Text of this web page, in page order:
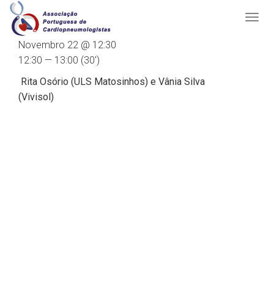
Rita Osório (ULS Matosinhos) e Vânia Silva
(Vivisol)
Novembro 22 @ 12:30
12:30 — 13:00 (30′)